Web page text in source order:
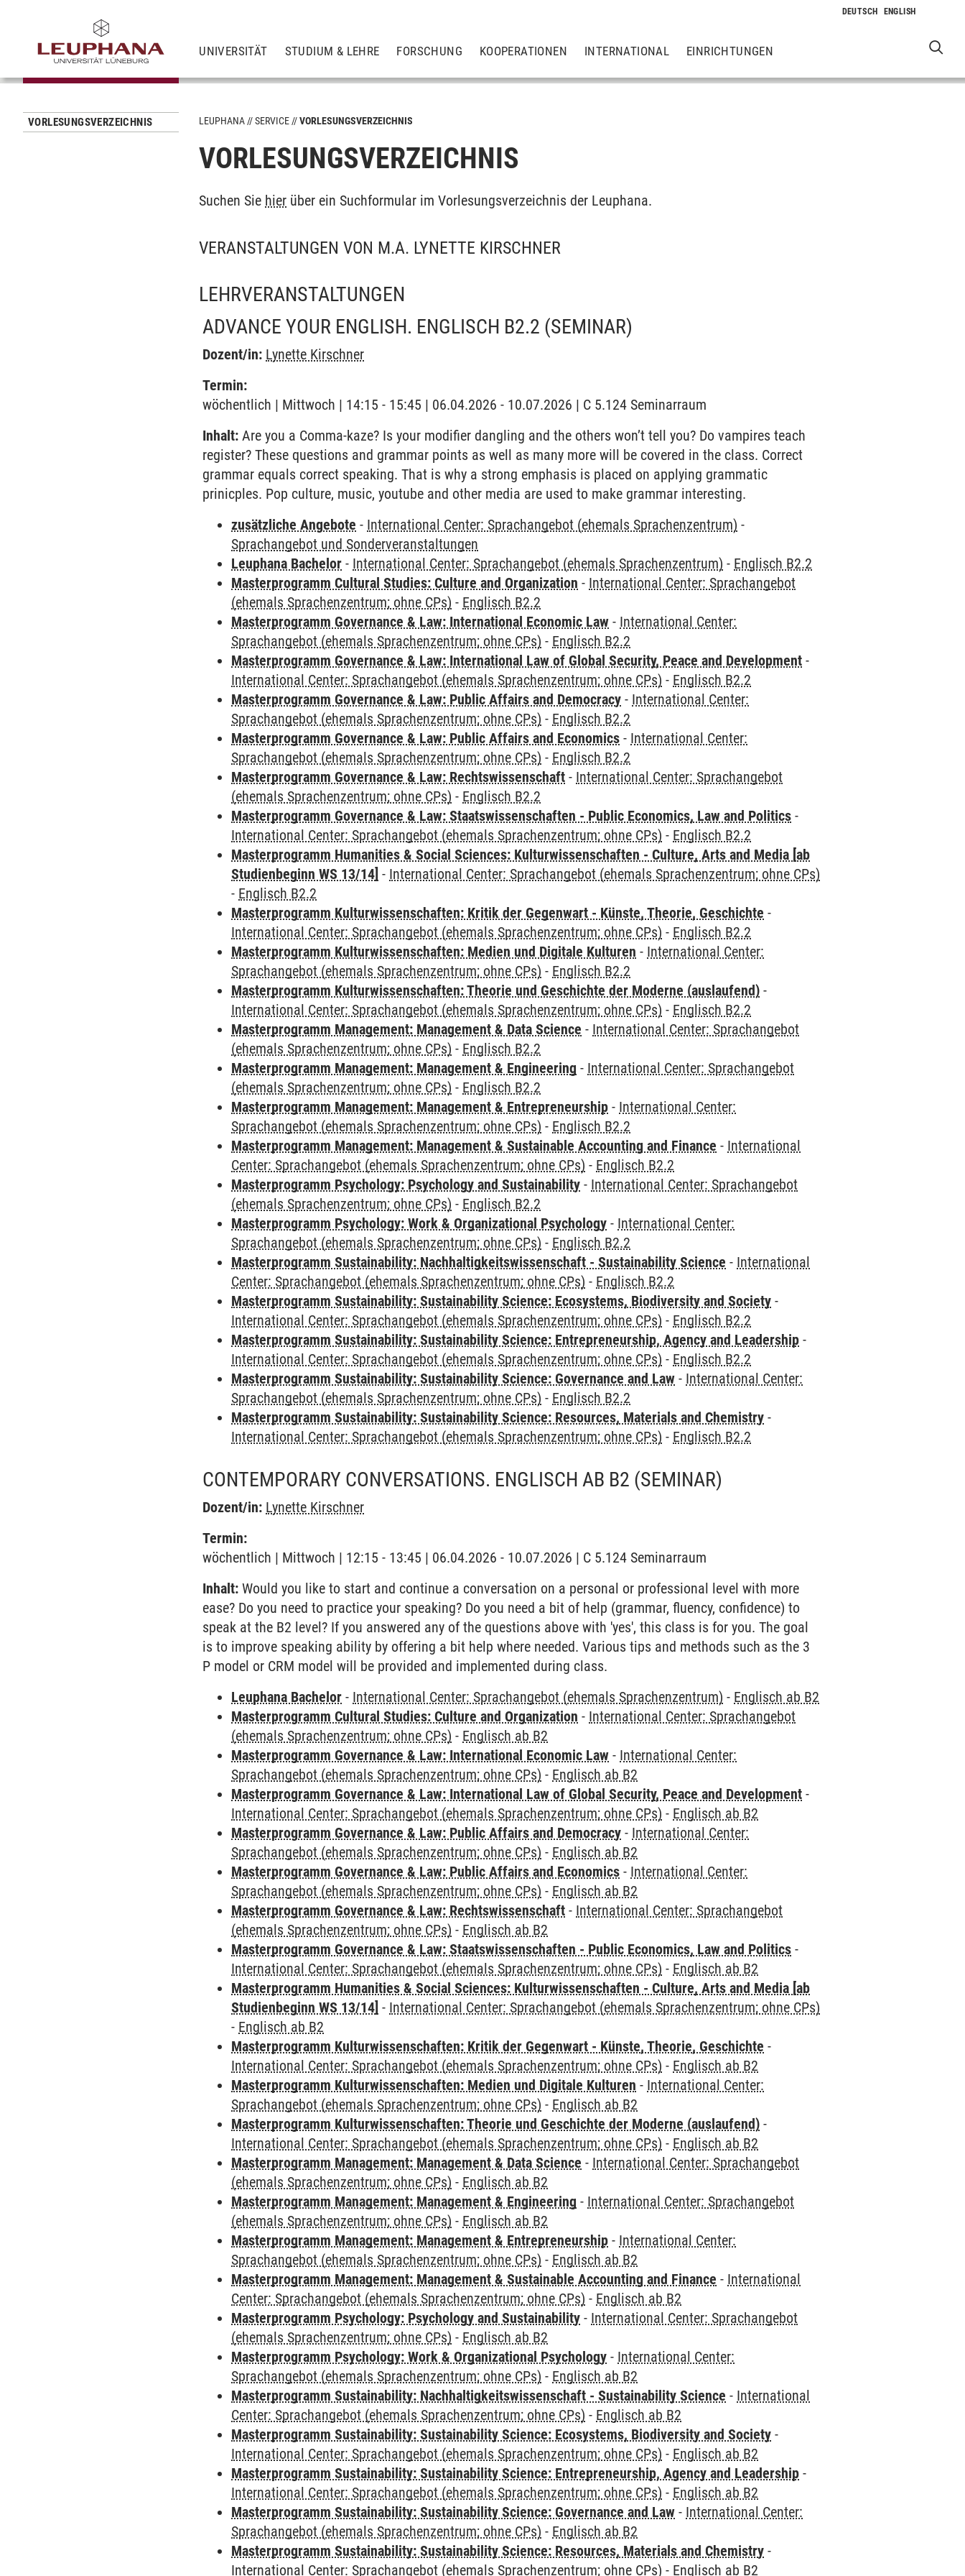
UNIVERSITÄT STUDIUM & LEHRE FORSCHUNG KOOPERATIONEN INTERNATIONAL EINRICHTUNGEN
VORLESUNGSVERZEICHNIS LEUPHANA SERVICE VORLESUNGSVERZEICHNIS
VORLESUNGSVERZEICHNIS
Suchen Sie hier über ein Suchformular im Vorlesungsverzeichnis der Leuphana.
VERANSTALTUNGEN VON M.A. LYNETTE KIRSCHNER
LEHRVERANSTALTUNGEN
ADVANCE YOUR ENGLISH. ENGLISCH B2.2 (SEMINAR)
Dozent/in: Lynette Kirschner
Termin:
wöchentlich | Mittwoch | 14:15 - 15:45 | 06.04.2026 - 10.07.2026 | C 5.124 Seminarraum
Inhalt: Are you a Comma-kaze? Is your modifier dangling and the others won’t tell you? Do vampires teach
register? These questions and grammar points as well as many more will be covered in the class. Correct
grammar equals correct speaking. That is why a strong emphasis is placed on applying grammatic
prinicples. Pop culture, music, youtube and other media are used to make grammar interesting.
zusätzliche Angebote - International Center: Sprachangebot (ehemals Sprachenzentrum) -
Sprachangebot und Sonderveranstaltungen
Leuphana Bachelor - International Center: Sprachangebot (ehemals Sprachenzentrum) - Englisch B2.2
Masterprogramm Cultural Studies: Culture and Organization - International Center: Sprachangebot
(ehemals Sprachenzentrum; ohne CPs) - Englisch B2.2
Masterprogramm Governance & Law: International Economic Law - International Center:
Sprachangebot (ehemals Sprachenzentrum; ohne CPs) - Englisch B2.2
Masterprogramm Governance & Law: International Law of Global Security, Peace and Development -
International Center: Sprachangebot (ehemals Sprachenzentrum; ohne CPs) - Englisch B2.2
Masterprogramm Governance & Law: Public Affairs and Democracy - International Center:
Sprachangebot (ehemals Sprachenzentrum; ohne CPs) - Englisch B2.2
Masterprogramm Governance & Law: Public Affairs and Economics - International Center:
Sprachangebot (ehemals Sprachenzentrum; ohne CPs) - Englisch B2.2
Masterprogramm Governance & Law: Rechtswissenschaft - International Center: Sprachangebot
(ehemals Sprachenzentrum; ohne CPs) - Englisch B2.2
Masterprogramm Governance & Law: Staatswissenschaften - Public Economics, Law and Politics -
International Center: Sprachangebot (ehemals Sprachenzentrum; ohne CPs) - Englisch B2.2
Masterprogramm Humanities & Social Sciences: Kulturwissenschaften - Culture, Arts and Media [ab
Studienbeginn WS 13/14] - International Center: Sprachangebot (ehemals Sprachenzentrum; ohne CPs)
- Englisch B2.2
Masterprogramm Kulturwissenschaften: Kritik der Gegenwart - Künste, Theorie, Geschichte -
International Center: Sprachangebot (ehemals Sprachenzentrum; ohne CPs) - Englisch B2.2
Masterprogramm Kulturwissenschaften: Medien und Digitale Kulturen - International Center:
Sprachangebot (ehemals Sprachenzentrum; ohne CPs) - Englisch B2.2
Masterprogramm Kulturwissenschaften: Theorie und Geschichte der Moderne (auslaufend) -
International Center: Sprachangebot (ehemals Sprachenzentrum; ohne CPs) - Englisch B2.2
Masterprogramm Management: Management & Data Science - International Center: Sprachangebot
(ehemals Sprachenzentrum; ohne CPs) - Englisch B2.2
Masterprogramm Management: Management & Engineering - International Center: Sprachangebot
(ehemals Sprachenzentrum; ohne CPs) - Englisch B2.2
Masterprogramm Management: Management & Entrepreneurship - International Center:
Sprachangebot (ehemals Sprachenzentrum; ohne CPs) - Englisch B2.2
Masterprogramm Management: Management & Sustainable Accounting and Finance - International
Center: Sprachangebot (ehemals Sprachenzentrum; ohne CPs) - Englisch B2.2
Masterprogramm Psychology: Psychology and Sustainability - International Center: Sprachangebot
(ehemals Sprachenzentrum; ohne CPs) - Englisch B2.2
Masterprogramm Psychology: Work & Organizational Psychology - International Center:
Sprachangebot (ehemals Sprachenzentrum; ohne CPs) - Englisch B2.2
Masterprogramm Sustainability: Nachhaltigkeitswissenschaft - Sustainability Science - International
Center: Sprachangebot (ehemals Sprachenzentrum; ohne CPs) - Englisch B2.2
Masterprogramm Sustainability: Sustainability Science: Ecosystems, Biodiversity and Society -
International Center: Sprachangebot (ehemals Sprachenzentrum; ohne CPs) - Englisch B2.2
Masterprogramm Sustainability: Sustainability Science: Entrepreneurship, Agency and Leadership -
International Center: Sprachangebot (ehemals Sprachenzentrum; ohne CPs) - Englisch B2.2
Masterprogramm Sustainability: Sustainability Science: Governance and Law - International Center:
Sprachangebot (ehemals Sprachenzentrum; ohne CPs) - Englisch B2.2
Masterprogramm Sustainability: Sustainability Science: Resources, Materials and Chemistry -
International Center: Sprachangebot (ehemals Sprachenzentrum; ohne CPs) - Englisch B2.2
CONTEMPORARY CONVERSATIONS. ENGLISCH AB B2 (SEMINAR)
Dozent/in: Lynette Kirschner
Termin:
wöchentlich | Mittwoch | 12:15 - 13:45 | 06.04.2026 - 10.07.2026 | C 5.124 Seminarraum
Inhalt: Would you like to start and continue a conversation on a personal or professional level with more
ease? Do you need to practice your speaking? Do you need a bit of help (grammar, fluency, confidence) to
speak at the B2 level? If you answered any of the questions above with 'yes', this class is for you. The goal
is to improve speaking ability by offering a bit help where needed. Various tips and methods such as the 3
P model or CRM model will be provided and implemented during class.
Leuphana Bachelor - International Center: Sprachangebot (ehemals Sprachenzentrum) - Englisch ab B2
Masterprogramm Cultural Studies: Culture and Organization - International Center: Sprachangebot
(ehemals Sprachenzentrum; ohne CPs) - Englisch ab B2
Masterprogramm Governance & Law: International Economic Law - International Center:
Sprachangebot (ehemals Sprachenzentrum; ohne CPs) - Englisch ab B2
Masterprogramm Governance & Law: International Law of Global Security, Peace and Development -
International Center: Sprachangebot (ehemals Sprachenzentrum; ohne CPs) - Englisch ab B2
Masterprogramm Governance & Law: Public Affairs and Democracy - International Center:
Sprachangebot (ehemals Sprachenzentrum; ohne CPs) - Englisch ab B2
Masterprogramm Governance & Law: Public Affairs and Economics - International Center:
Sprachangebot (ehemals Sprachenzentrum; ohne CPs) - Englisch ab B2
Masterprogramm Governance & Law: Rechtswissenschaft - International Center: Sprachangebot
(ehemals Sprachenzentrum; ohne CPs) - Englisch ab B2
Masterprogramm Governance & Law: Staatswissenschaften - Public Economics, Law and Politics -
International Center: Sprachangebot (ehemals Sprachenzentrum; ohne CPs) - Englisch ab B2
Masterprogramm Humanities & Social Sciences: Kulturwissenschaften - Culture, Arts and Media [ab
Studienbeginn WS 13/14] - International Center: Sprachangebot (ehemals Sprachenzentrum; ohne CPs)
- Englisch ab B2
Masterprogramm Kulturwissenschaften: Kritik der Gegenwart - Künste, Theorie, Geschichte -
International Center: Sprachangebot (ehemals Sprachenzentrum; ohne CPs) - Englisch ab B2
Masterprogramm Kulturwissenschaften: Medien und Digitale Kulturen - International Center:
Sprachangebot (ehemals Sprachenzentrum; ohne CPs) - Englisch ab B2
Masterprogramm Kulturwissenschaften: Theorie und Geschichte der Moderne (auslaufend) -
International Center: Sprachangebot (ehemals Sprachenzentrum; ohne CPs) - Englisch ab B2
Masterprogramm Management: Management & Data Science - International Center: Sprachangebot
(ehemals Sprachenzentrum; ohne CPs) - Englisch ab B2
Masterprogramm Management: Management & Engineering - International Center: Sprachangebot
(ehemals Sprachenzentrum; ohne CPs) - Englisch ab B2
Masterprogramm Management: Management & Entrepreneurship - International Center:
Sprachangebot (ehemals Sprachenzentrum; ohne CPs) - Englisch ab B2
Masterprogramm Management: Management & Sustainable Accounting and Finance - International
Center: Sprachangebot (ehemals Sprachenzentrum; ohne CPs) - Englisch ab B2
Masterprogramm Psychology: Psychology and Sustainability - International Center: Sprachangebot
(ehemals Sprachenzentrum; ohne CPs) - Englisch ab B2
Masterprogramm Psychology: Work & Organizational Psychology - International Center:
Sprachangebot (ehemals Sprachenzentrum; ohne CPs) - Englisch ab B2
Masterprogramm Sustainability: Nachhaltigkeitswissenschaft - Sustainability Science - International
Center: Sprachangebot (ehemals Sprachenzentrum; ohne CPs) - Englisch ab B2
Masterprogramm Sustainability: Sustainability Science: Ecosystems, Biodiversity and Society -
International Center: Sprachangebot (ehemals Sprachenzentrum; ohne CPs) - Englisch ab B2
Masterprogramm Sustainability: Sustainability Science: Entrepreneurship, Agency and Leadership -
International Center: Sprachangebot (ehemals Sprachenzentrum; ohne CPs) - Englisch ab B2
Masterprogramm Sustainability: Sustainability Science: Governance and Law - International Center:
Sprachangebot (ehemals Sprachenzentrum; ohne CPs) - Englisch ab B2
Masterprogramm Sustainability: Sustainability Science: Resources, Materials and Chemistry -
International Center: Sprachangebot (ehemals Sprachenzentrum; ohne CPs) - Englisch ab B2